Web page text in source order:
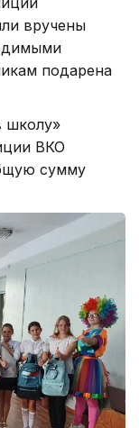
вручены
подарена
школу»
ВКО
сумму